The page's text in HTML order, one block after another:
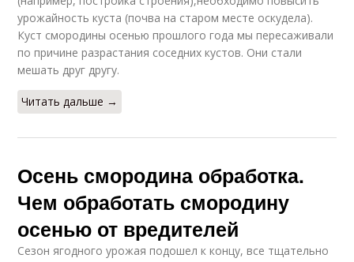
урожайность куста (почва на старом месте оскудела).
Куст смородины осенью прошлого года мы пересаживали
по причине разрастания соседних кустов. Они стали
мешать друг другу.
Читать дальше →
Осень смородина обработка.
Чем обработать смородину
осенью от вредителей
Сезон ягодного урожая подошел к концу, все тщательно